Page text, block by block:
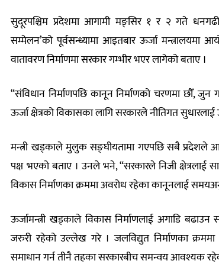
सुदूरपश्चिम प्रदेशमा आगामी मङ्सिर १ र २ गते
सम्मेलन’को पूर्वसन्ध्यामा आइतबार ऊर्जा मन्त्रालयमा
वातावरण निर्माणमा सरकार गम्भीर भएर लागेको बताए ।
“संविधान निर्माणपछि कानून निर्माणको चरणमा छौँ,
ऊर्जा क्षेत्रको विकासका लागि सरकारले नीतिगत
मन्त्री खड्काले मुलुक सङ्घीयतामा गएपछि सबै प्रदेशले
पक्ष भएको बताए । उनले भने, “सरकारले निजी
विकास निर्माणका क्रममा अवरोध रहेका कानूनलाई
ऊर्जामन्त्री खड्काले विकास निर्माणलाई अगाडि
जरुरी रहेको उल्लेख गरे । जलविद्युत निर्माणका
समाधान गर्न तीनै तहका सरकारबीच समन्वय आवश्यक